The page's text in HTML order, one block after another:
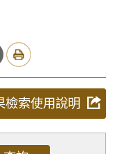
檢索使用說明